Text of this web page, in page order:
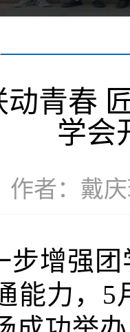
动青春
学会
作者：戴
步增强
能力， 5